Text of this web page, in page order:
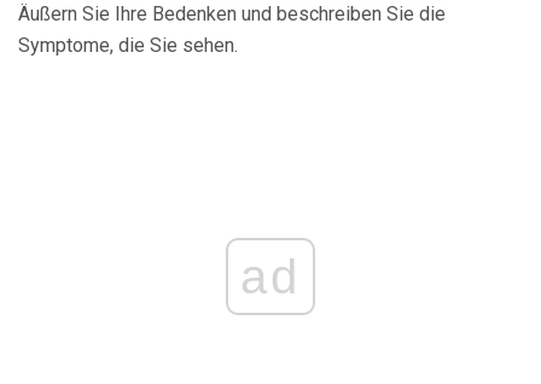
Äußern Sie Ihre Bedenken und beschreiben Sie die
Symptome, die Sie sehen.
ad